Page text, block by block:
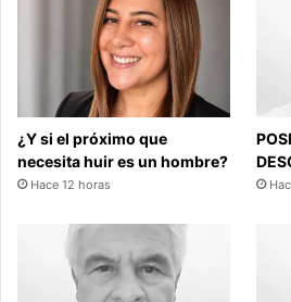
¿Y si el próximo que
necesita huir es un hombre?
Hace 12 horas